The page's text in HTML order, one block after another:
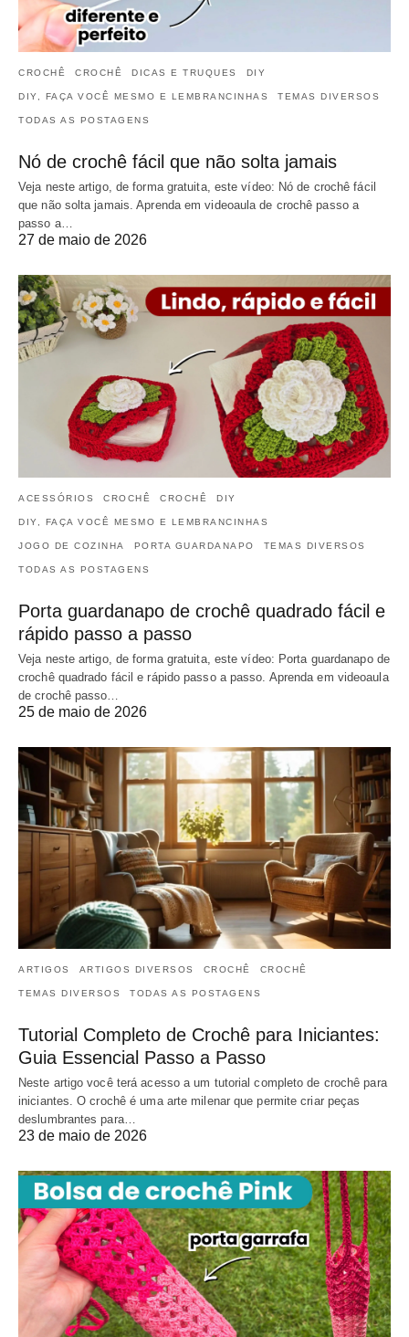
CROCHÊ CROCHÊ DICAS E TRUQUES DIY
DIY, FAÇA VOCÊ MESMO E LEMBRANCINHAS TEMAS DIVERSOS
TODAS AS POSTAGENS
Nó de crochê fácil que não solta jamais
Veja neste artigo, de forma gratuita, este vídeo: Nó de crochê fácil
que não solta jamais. Aprenda em videoaula de crochê passo a
passo a…
27 de maio de 2026
ACESSÓRIOS CROCHÊ CROCHÊ DIY
DIY, FAÇA VOCÊ MESMO E LEMBRANCINHAS
JOGO DE COZINHA PORTA GUARDANAPO TEMAS DIVERSOS
TODAS AS POSTAGENS
Porta guardanapo de crochê quadrado fácil e
rápido passo a passo
Veja neste artigo, de forma gratuita, este vídeo: Porta guardanapo de
crochê quadrado fácil e rápido passo a passo. Aprenda em videoaula
de crochê passo…
25 de maio de 2026
ARTIGOS ARTIGOS DIVERSOS CROCHÊ CROCHÊ
TEMAS DIVERSOS TODAS AS POSTAGENS
Tutorial Completo de Crochê para Iniciantes:
Guia Essencial Passo a Passo
Neste artigo você terá acesso a um tutorial completo de crochê para
iniciantes. O crochê é uma arte milenar que permite criar peças
deslumbrantes para…
23 de maio de 2026